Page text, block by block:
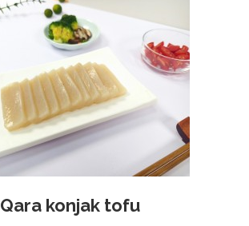
Qara konjak tofu